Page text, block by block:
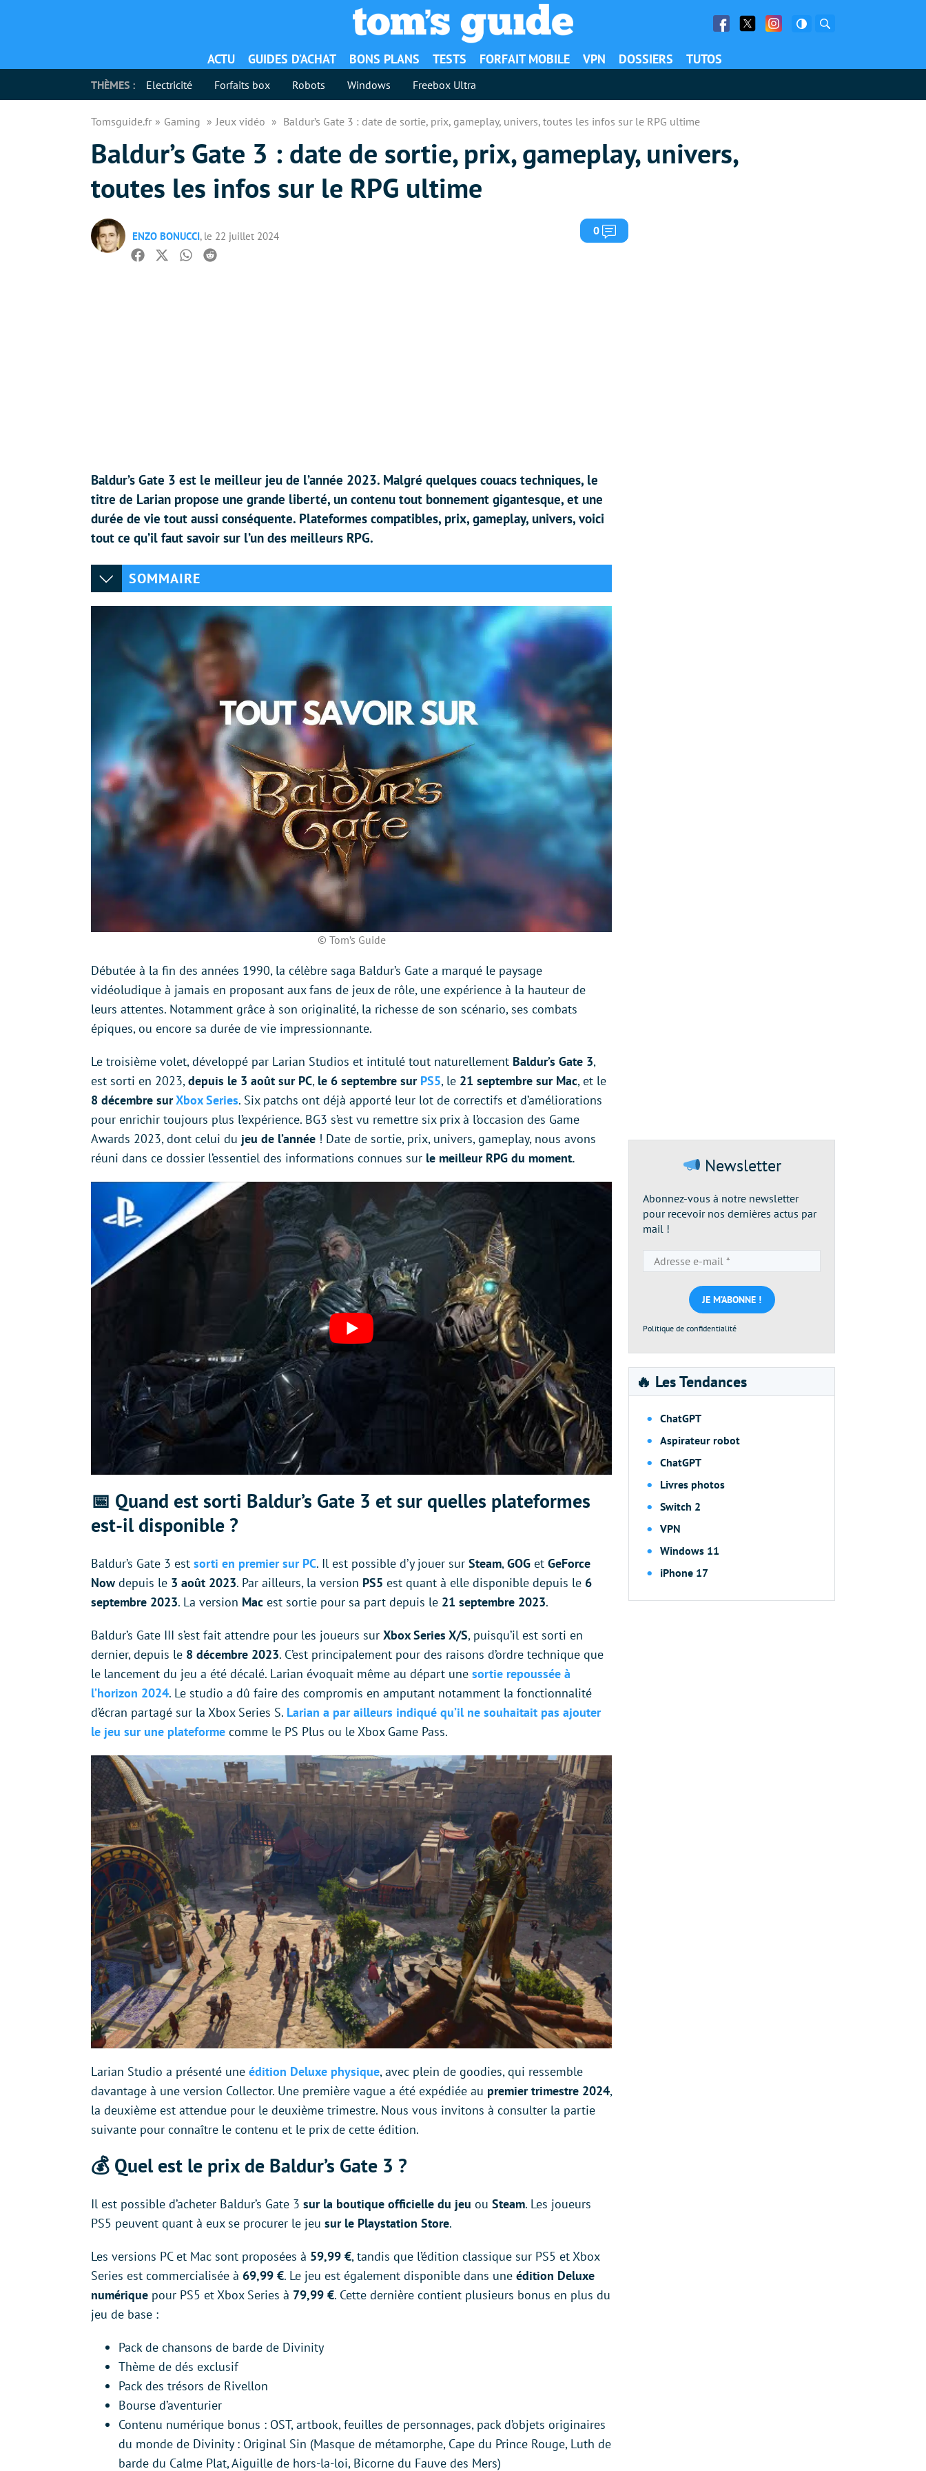
Facebook
Twitter Facebook
ACTU GUIDES D’ACHAT BONS PLANS TESTS FORFAIT MOBILE VPN DOSSIERS TUTOS
THÈMES : Electricité Forfaits box Robots Windows Freebox Ultra
Tomsguide.fr Gaming Jeux vidéo Baldur’s Gate 3 : date de sortie, prix, gameplay, univers, toutes les infos sur le RPG ultime
Baldur’s Gate 3 : date de sortie, prix, gameplay, univers,
toutes les infos sur le RPG ultime
ENZO BONUCCI, le 22 juillet 2024 0 Commentaires
Facebook
TwitterWhatsapp
Reddit
Baldur’s Gate 3 est le meilleur jeu de l’année 2023. Malgré quelques couacs techniques, le
titre de Larian propose une grande liberté, un contenu tout bonnement gigantesque, et une
durée de vie tout aussi conséquente. Plateformes compatibles, prix, gameplay, univers, voici
tout ce qu’il faut savoir sur l’un des meilleurs RPG.
SOMMAIRE
© Tom’s Guide
Débutée à la fin des années 1990, la célèbre saga Baldur’s Gate a marqué le paysage
vidéoludique à jamais en proposant aux fans de jeux de rôle, une expérience à la hauteur de
leurs attentes. Notamment grâce à son originalité, la richesse de son scénario, ses combats
épiques, ou encore sa durée de vie impressionnante.
Le troisième volet, développé par Larian Studios et intitulé tout naturellement Baldur’s Gate 3,
est sorti en 2023, depuis le 3 août sur PC, le 6 septembre sur PS5, le 21 septembre sur Mac, et le
8 décembre surXbox Series. Six patchs ont déjà apporté leur lot de correctifs et d’améliorations
pour enrichir toujours plus l’expérience. BG3 s’est vu remettre six prix à l’occasion des Game
Awards 2023, dont celui du jeu de l’année ! Date de sortie, prix, univers, gameplay, nous avons
réuni dans ce dossier l’essentiel des informations connues sur le meilleur RPG du moment.
📅 Quand est sorti Baldur’s Gate 3 et sur quelles plateformes
est-il disponible ?
Baldur’s Gate 3 est sorti en premier sur PC. Il est possible d’y jouer sur Steam,GOG et GeForce
Now depuis le 3 août 2023. Par ailleurs, la version PS5 est quant à elle disponible depuis le 6
septembre 2023. La version Mac est sortie pour sa part depuis le 21 septembre 2023.
Baldur’s Gate III s’est fait attendre pour les joueurs sur Xbox Series X/S, puisqu’il est sorti en
dernier, depuis le 8 décembre 2023. C’est principalement pour des raisons d’ordre technique que
le lancement du jeu a été décalé. Larian évoquait même au départ une sortie repoussée à
l’horizon 2024. Le studio a dû faire des compromis en amputant notamment la fonctionnalité
d’écran partagé sur la Xbox Series S. Larian a par ailleurs indiqué qu’il ne souhaitait pas ajouter
le jeu sur une plateforme comme le PS Plus ou le Xbox Game Pass.
Larian Studio a présenté une édition Deluxe physique, avec plein de goodies, qui ressemble
davantage à une version Collector. Une première vague a été expédiée au premier trimestre 2024,
la deuxième est attendue pour le deuxième trimestre. Nous vous invitons à consulter la partie
suivante pour connaître le contenu et le prix de cette édition.
💰 Quel est le prix de Baldur’s Gate 3 ?
Il est possible d’acheter Baldur’s Gate 3 sur la boutique officielle du jeu ou Steam. Les joueurs
PS5 peuvent quant à eux se procurer le jeu sur le Playstation Store.
Les versions PC et Mac sont proposées à 59,99 €, tandis que l’édition classique sur PS5 et Xbox
Series est commercialisée à 69,99 €. Le jeu est également disponible dans une édition Deluxe
numérique pour PS5 et Xbox Series à 79,99 €. Cette dernière contient plusieurs bonus en plus du
jeu de base :
Pack de chansons de barde de Divinity
Thème de dés exclusif
Pack des trésors de Rivellon
Bourse d’aventurier
Contenu numérique bonus : OST, artbook, feuilles de personnages, pack d’objets originaires
du monde de Divinity : Original Sin (Masque de métamorphe, Cape du Prince Rouge, Luth de
barde du Calme Plat, Aiguille de hors-la-loi, Bicorne du Fauve des Mers)
Newsletter
Abonnez-vous à notre newsletter
pour recevoir nos dernières actus par
mail !
e-
mail
*
Politique de confidentialité
🔥 Les Tendances
ChatGPT
Aspirateur robot
ChatGPT
Livres photos
Switch 2
VPN
Windows 11
iPhone 17